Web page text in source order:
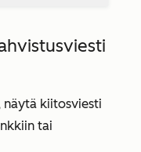
näytä kiitosviesti
tai